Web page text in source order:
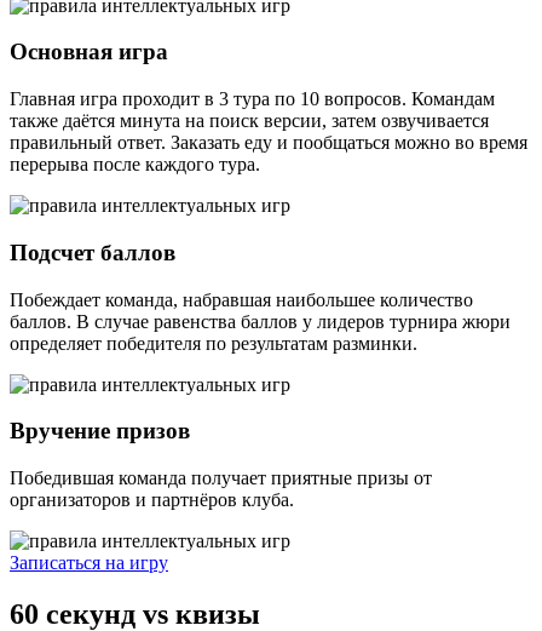
Основная игра
Главная игра проходит в 3 тура по 10 вопросов. Командам
также даётся минута на поиск версии, затем озвучивается
правильный ответ. Заказать еду и пообщаться можно во время
перерыва после каждого тура.
Подсчет баллов
Побеждает команда, набравшая наибольшее количество
баллов. В случае равенства баллов у лидеров турнира жюри
определяет победителя по результатам разминки.
Вручение призов
Победившая команда получает приятные призы от
организаторов и партнёров клуба.
Записаться на игру
60 секунд vs квизы